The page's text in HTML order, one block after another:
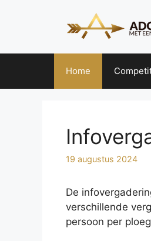
inhoud
Home
19 augustus 2024
De
verschillende
persoon per